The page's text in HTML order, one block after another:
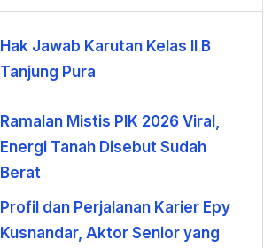
Hak Jawab Karutan Kelas II B
Tanjung Pura
Ramalan Mistis PIK 2026 Viral,
Energi Tanah Disebut Sudah
Berat
Profil dan Perjalanan Karier Epy
Kusnandar, Aktor Senior yang